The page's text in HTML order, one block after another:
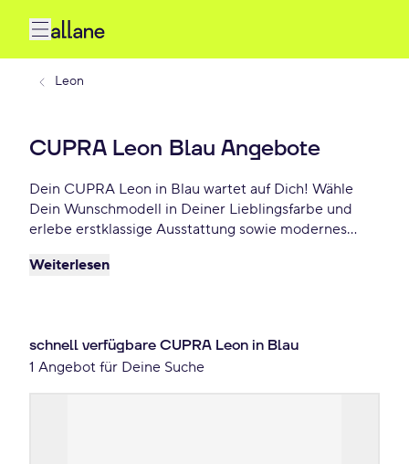
Leon
CUPRA Leon Blau Angebote
Dein CUPRA Leon in Blau wartet auf Dich! Wähle
Dein Wunschmodell in Deiner Lieblingsfarbe und
erlebe erstklassige Ausstattung sowie modernes
Finanzierungsoptionen und fahre Dein CUPRA Leon
Weiterlesen
schnell verfügbare CUPRA Leon in Blau
1 Angebot für Deine Suche